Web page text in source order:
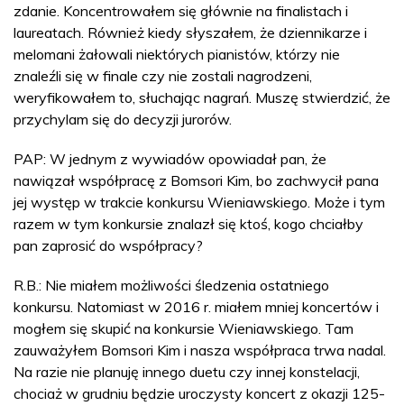
zdanie. Koncentrowałem się głównie na finalistach i
laureatach. Również kiedy słyszałem, że dziennikarze i
melomani żałowali niektórych pianistów, którzy nie
znaleźli się w finale czy nie zostali nagrodzeni,
weryfikowałem to, słuchając nagrań. Muszę stwierdzić, że
przychylam się do decyzji jurorów.
PAP: W jednym z wywiadów opowiadał pan, że
nawiązał współpracę z Bomsori Kim, bo zachwycił pana
jej występ w trakcie konkursu Wieniawskiego. Może i tym
razem w tym konkursie znalazł się ktoś, kogo chciałby
pan zaprosić do współpracy?
R.B.: Nie miałem możliwości śledzenia ostatniego
konkursu. Natomiast w 2016 r. miałem mniej koncertów i
mogłem się skupić na konkursie Wieniawskiego. Tam
zauważyłem Bomsori Kim i nasza współpraca trwa nadal.
Na razie nie planuję innego duetu czy innej konstelacji,
chociaż w grudniu będzie uroczysty koncert z okazji 125-